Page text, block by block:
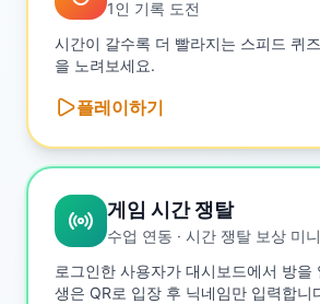
1인 기록 도전
시간이 갈수록 더 빨라지는 스피드 퀴
을 노려보세요.
플레이하기
게임 시간 쟁탈
수업 연동 · 시간 쟁탈 보상 미
로그인한 사용자가 대시보드에서 방을
생은 QR로 입장 후 닉네임만 입력합니